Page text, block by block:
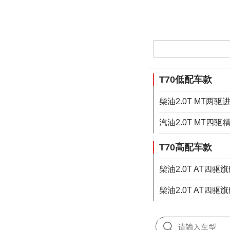
T70低配车款
柴油2.0T MT两驱
汽油2.0T MT四驱
T70高配车款
柴油2.0T AT四驱
柴油2.0T AT四驱